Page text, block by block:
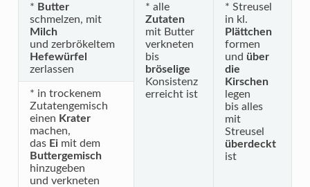
* Butter
schmelzen, mit
Milch
und zerbrökeltem
Hefewürfel
zerlassen
* alle
Zutaten
mit Butter
verkneten
bis
bröselige
Konsistenz
erreicht ist
* Streusel
in kl.
Plättchen
formen
und über
die
Kirschen
legen
bis alles
mit
Streusel
überdeckt
ist
* in trockenem
Zutatengemisch
einen Krater
machen,
das Eimit dem
Buttergemisch
hinzugeben
und verkneten